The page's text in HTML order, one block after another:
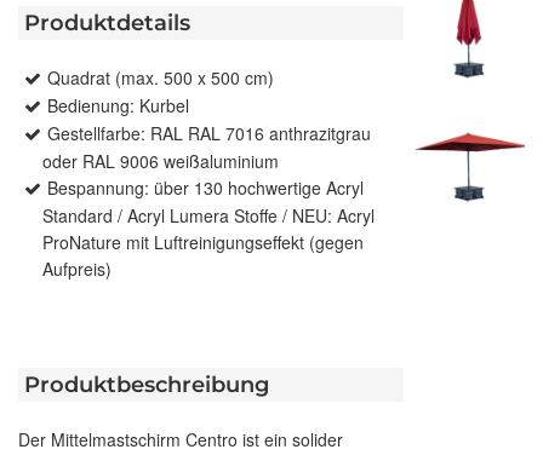
Produktdetails
Quadrat (max. 500 x 500 cm)
Bedienung: Kurbel
Gestellfarbe: RAL RAL 7016 anthrazitgrau
oder RAL 9006 weißaluminium
Bespannung: über 130 hochwertige Acryl
Standard / Acryl Lumera Stoffe / NEU: Acryl
ProNature mit Luftreinigungseffekt (gegen
Aufpreis)
Produktbeschreibung
Der Mittelmastschirm Centro ist ein solider